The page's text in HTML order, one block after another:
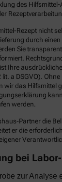
des
Rezept nicht
durch
Sie
Ihre
a DSGVO).
wir das Hilfsmittel
werden.
Partner die
er die
bei
zur Analyse